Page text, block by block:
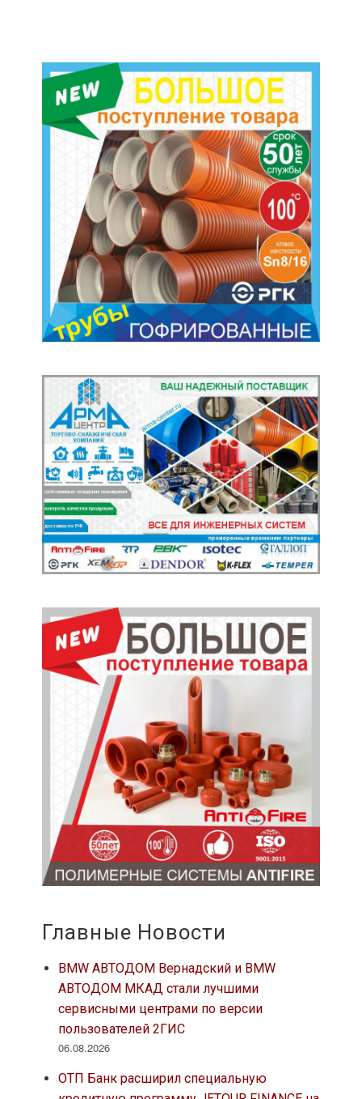
Главные Новости
BMW АВТОДОМ Вернадский и BMW
АВТОДОМ МКАД стали лучшими
сервисными центрами по версии
пользователей 2ГИС
06.08.2026
ОТП Банк расширил специальную